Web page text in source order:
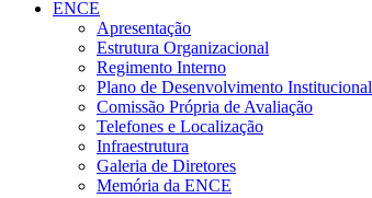
ENCE
Apresentação
Estrutura Organizacional
Regimento Interno
Plano de Desenvolvimento Institucional
Comissão Própria de Avaliação
Telefones e Localização
Infraestrutura
Galeria de Diretores
Memória da ENCE